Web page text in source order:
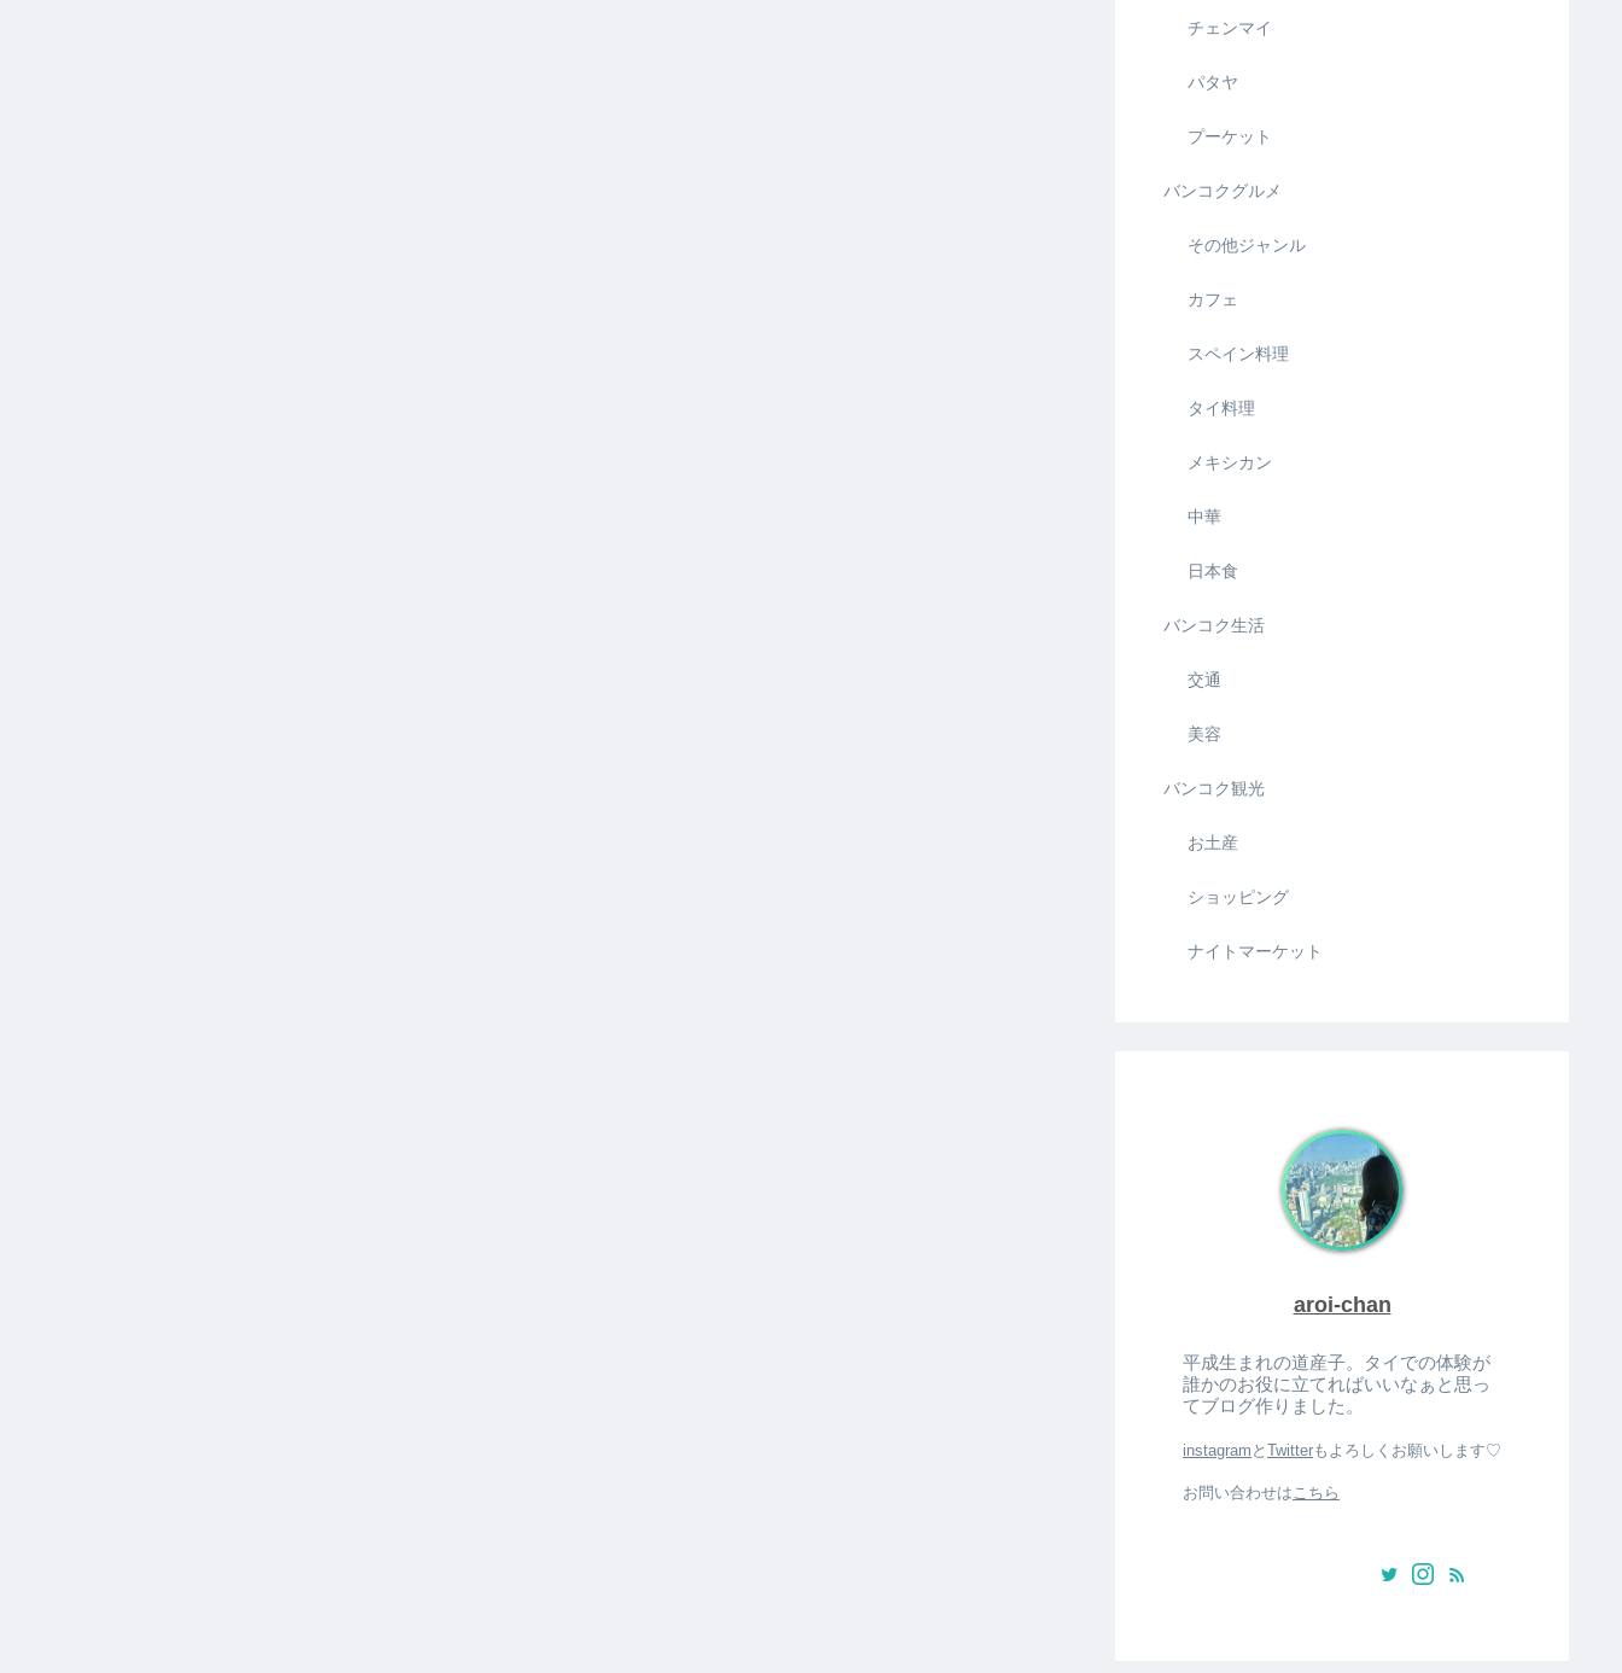
チェンマイ
パタヤ
プーケット
バンコクグルメ
その他ジャンル
カフェ
スペイン料理
タイ料理
メキシカン
中華
日本食
バンコク生活
交通
美容
バンコク観光
お土産
ショッピング
ナイトマーケット
aroi-chan
平成生まれの道産子。タイでの体験が
誰かのお役に立てればいいなぁと思っ
てブログ作りました。
instagram と Twitterもよろしくお願いします♡
お問い合わせはこちら